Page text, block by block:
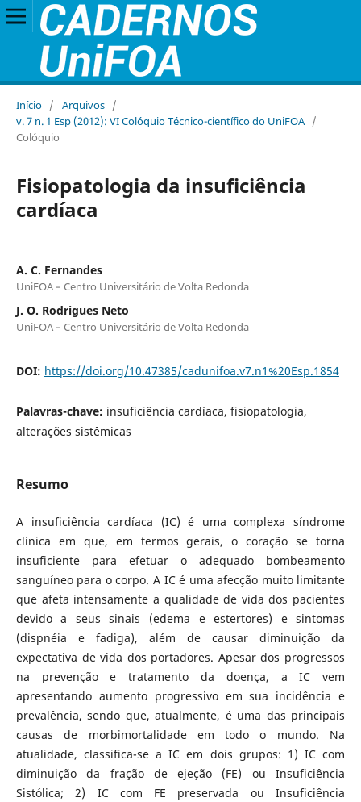
Início / Arquivos /
v. 7 n. 1 Esp (2012): VI Colóquio Técnico-científico do UniFOA /
Colóquio
Fisiopatologia da insuficiência
cardíaca
A. C. Fernandes
UniFOA – Centro Universitário de Volta Redonda
J. O. Rodrigues Neto
UniFOA – Centro Universitário de Volta Redonda
DOI: https://doi.org/10.47385/cadunifoa.v7.n1%20Esp.1854
Palavras-chave: insuficiência cardíaca, fisiopatologia,
alterações sistêmicas
Resumo
A insuficiência cardíaca (IC) é uma complexa síndrome
clínica em que, em termos gerais, o coração se torna
insuficiente para efetuar o adequado bombeamento
sanguíneo para o corpo. A IC é uma afecção muito limitante
que afeta intensamente a qualidade de vida dos pacientes
devido a seus sinais (edema e estertores) e sintomas
(dispnéia e fadiga), além de causar diminuição da
expectativa de vida dos portadores. Apesar dos progressos
na prevenção e tratamento da doença, a IC vem
apresentando aumento progressivo em sua incidência e
prevalência, sendo que, atualmente, é uma das principais
causas de morbimortalidade em todo o mundo. Na
atualidade, classifica-se a IC em dois grupos: 1) IC com
diminuição da fração de ejeção (FE) ou Insuficiência
Sistólica; 2) IC com FE preservada ou Insuficiência